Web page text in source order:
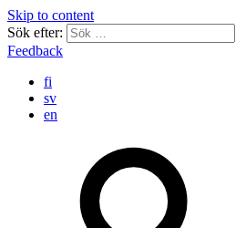
Skip to content
Sök efter:
Feedback
fi
sv
en